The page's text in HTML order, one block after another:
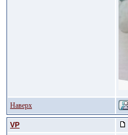
Наверх
VP